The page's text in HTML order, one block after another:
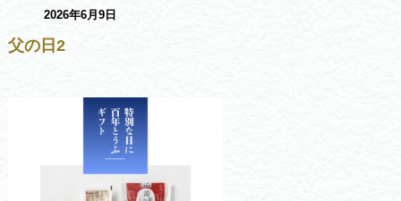
2026年6月9日
父の日2